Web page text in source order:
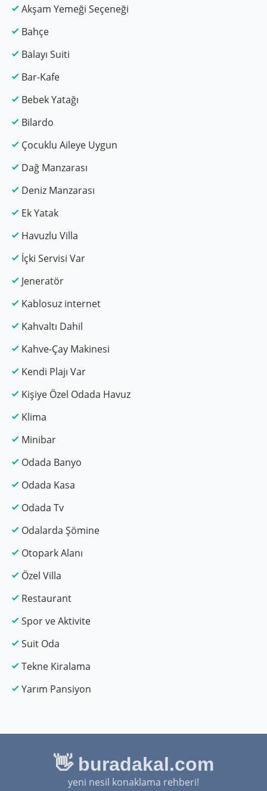
Akşam Yemeği Seçeneği
Bahçe
Balayı Suiti
Bar-Kafe
Bebek Yatağı
Bilardo
Çocuklu Aileye Uygun
Dağ Manzarası
Deniz Manzarası
Ek Yatak
Havuzlu Villa
İçki Servisi Var
Jeneratör
Kablosuz internet
Kahvaltı Dahil
Kahve-Çay Makinesi
Kendi Plajı Var
Kişiye Özel Odada Havuz
Klima
Minibar
Odada Banyo
Odada Kasa
Odada Tv
Odalarda Şömine
Otopark Alanı
Özel Villa
Restaurant
Spor ve Aktivite
Suit Oda
Tekne Kiralama
Yarım Pansiyon
👋 buradakal.com
yeni nesil konaklama rehberi!